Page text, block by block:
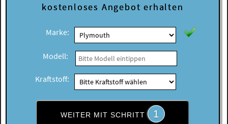
kostenloses Angebot erhalten
Marke:
Modell:
Kraftstoff:
WEITER MIT SCHRITT 1